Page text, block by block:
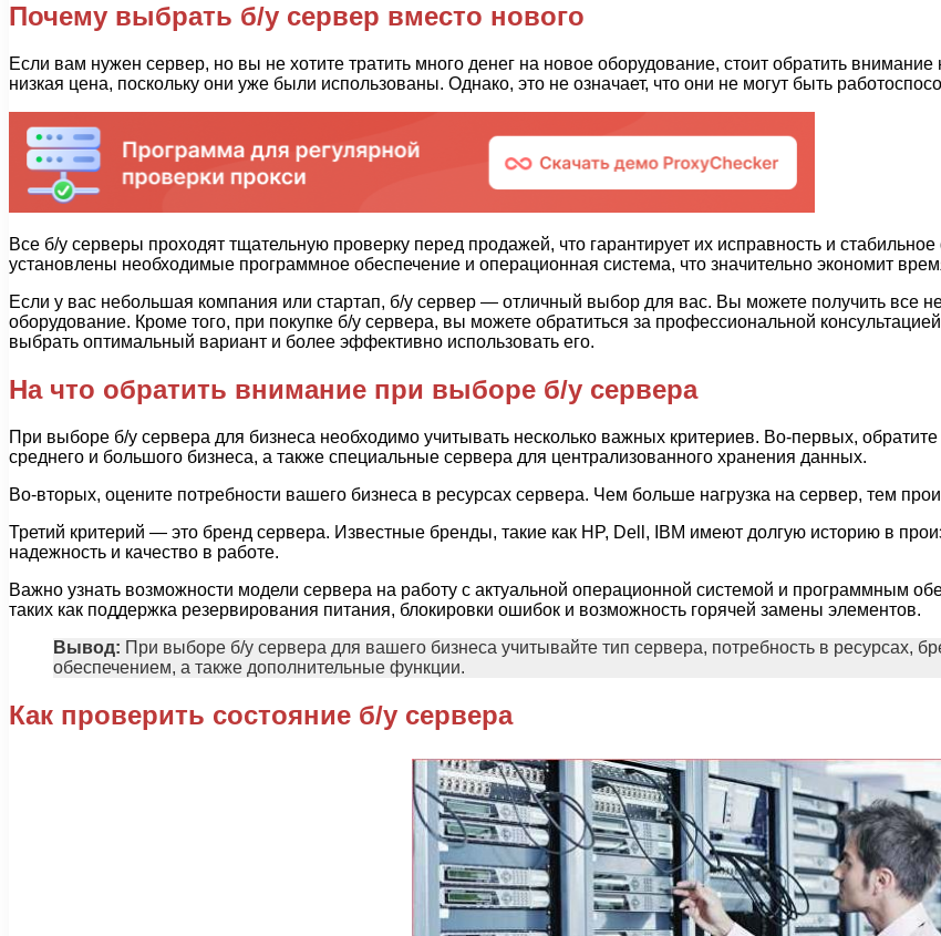
Почему выбрать б/у сервер вместо нового
Если вам нужен сервер, но вы не хотите тратить много денег на новое оборудование, стоит обратить
низкая цена, поскольку они уже были использованы. Однако, это не означает, что они не могут быть
Все б/у серверы проходят тщательную проверку перед продажей, что гарантирует их исправность и
установлены необходимые программное обеспечение и операционная система, что значительно экономит
Если у вас небольшая компания или стартап, б/у сервер — отличный выбор для вас. Вы можете получить все
оборудование. Кроме того, при покупке б/у сервера, вы можете обратиться за профессиональной
выбрать оптимальный вариант и более эффективно использовать его.
На что обратить внимание при выборе б/у сервера
При выборе б/у сервера для бизнеса необходимо учитывать несколько важных критериев. Во-первых,
среднего и большого бизнеса, а также специальные сервера для централизованного хранения данных.
Во-вторых, оцените потребности вашего бизнеса в ресурсах сервера. Чем больше нагрузка на сервер, тем
Третий критерий — это бренд сервера. Известные бренды, такие как HP, Dell, IBM имеют долгую историю в
надежность и качество в работе.
Важно узнать возможности модели сервера на работу с актуальной операционной системой и программным
таких как поддержка резервирования питания, блокировки ошибок и возможность горячей замены элементов.
Вывод: При выборе б/у сервера для вашего бизнеса учитывайте тип сервера, потребность в ресурсах,
обеспечением, а также дополнительные функции.
Как проверить состояние б/у сервера